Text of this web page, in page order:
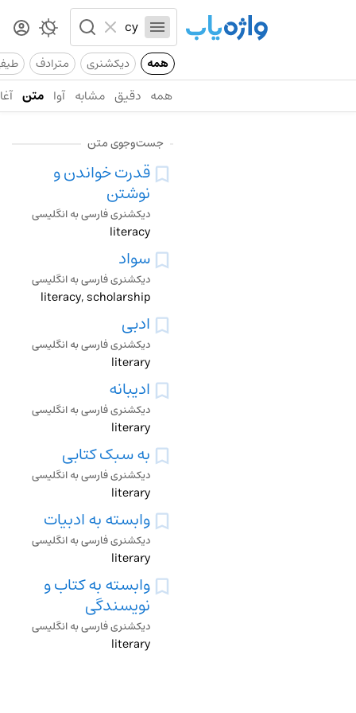
همه دیکشنری مترادف
همه دقیق مشابه آوا متن
جست‌وجوی متن
قدرت خواندن و
نوشتن
دیکشنری فارسی به انگلیسی
literacy
سواد
دیکشنری فارسی به انگلیسی
literacy, scholarship
ادبی
دیکشنری فارسی به انگلیسی
literary
ادیبانه
دیکشنری فارسی به انگلیسی
literary
به سبک کتابی
دیکشنری فارسی به انگلیسی
literary
وابسته به ادبیات
دیکشنری فارسی به انگلیسی
literary
وابسته به کتاب و
نویسندگی
دیکشنری فارسی به انگلیسی
literary